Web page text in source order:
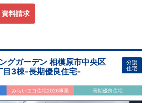
WIC完備の充実収納プラン
ゼットを設置。
でき、居室空間を広く美しく保てます。
した、暮らしやすさ重視の住空間
パントリ
ースなど、日常使いを考えた収納計画。
生
置することで、家事効率もアップ。
らせる、収納豊富な住まいです。
線、JR相模線、京王相模原線 「橋本」
資料請求
グガーデン 相模原市中央区
目3棟-長期優良住宅-
分譲
住宅
みらいエコ住宅2026事業 長期優良住宅